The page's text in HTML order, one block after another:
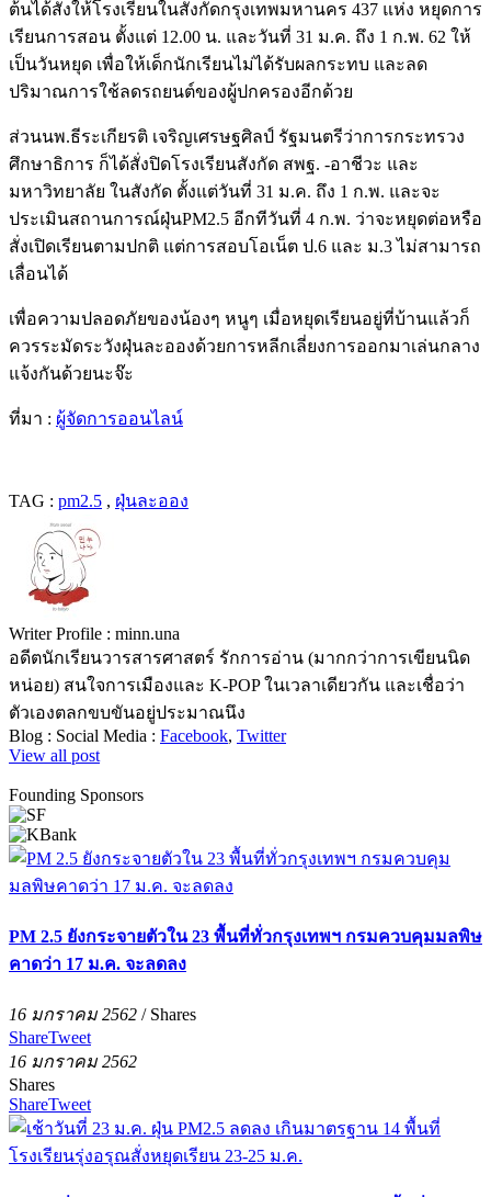
ต้นได้สั่งให้โรงเรียนในสังกัดกรุงเทพมหานคร 437 แห่ง หยุดการ
เรียนการสอน ตั้งแต่ 12.00 น. และวันที่ 31 ม.ค. ถึง 1 ก.พ. 62 ให้
เป็นวันหยุด เพื่อให้เด็กนักเรียนไม่ได้รับผลกระทบ และลด
ปริมาณการใช้ลดรถยนต์ของผู้ปกครองอีกด้วย
ส่วนนพ.ธีระเกียรติ เจริญเศรษฐศิลป์ รัฐมนตรีว่าการกระทรวง
ศึกษาธิการ ก็ได้สั่งปิดโรงเรียนสังกัด สพฐ. -อาชีวะ และ
มหาวิทยาลัย ในสังกัด ตั้งแต่วันที่ 31 ม.ค. ถึง 1 ก.พ. และจะ
ประเมินสถานการณ์ฝุ่นPM2.5 อีกทีวันที่ 4 ก.พ. ว่าจะหยุดต่อหรือ
สั่งเปิดเรียนตามปกติ แต่การสอบโอเน็ต ป.6 และ ม.3 ไม่สามารถ
เลื่อนได้
เพื่อความปลอดภัยของน้องๆ หนูๆ เมื่อหยุดเรียนอยู่ที่บ้านแล้วก็
ควรระมัดระวังฝุ่นละอองด้วยการหลีกเลี่ยงการออกมาเล่นกลาง
แจ้งกันด้วยนะจ๊ะ
ที่มา : ผู้จัดการออนไลน์
TAG : pm2.5 , ฝุ่นละออง
Writer Profile : minn.una
อดีตนักเรียนวารสารศาสตร์ รักการอ่าน (มากกว่าการเขียนนิด
หน่อย) สนใจการเมืองและ K-POP ในเวลาเดียวกัน และเชื่อว่า
ตัวเองตลกขบขันอยู่ประมาณนึง
Blog : Social Media : Facebook, Twitter
View all post
Founding Sponsors
PM 2.5 ยังกระจายตัวใน 23 พื้นที่ทั่วกรุงเทพฯ กรมควบคุมมลพิษ
คาดว่า 17 ม.ค. จะลดลง
16 มกราคม 2562 / Shares
ShareTweet
16 มกราคม 2562
Shares
ShareTweet